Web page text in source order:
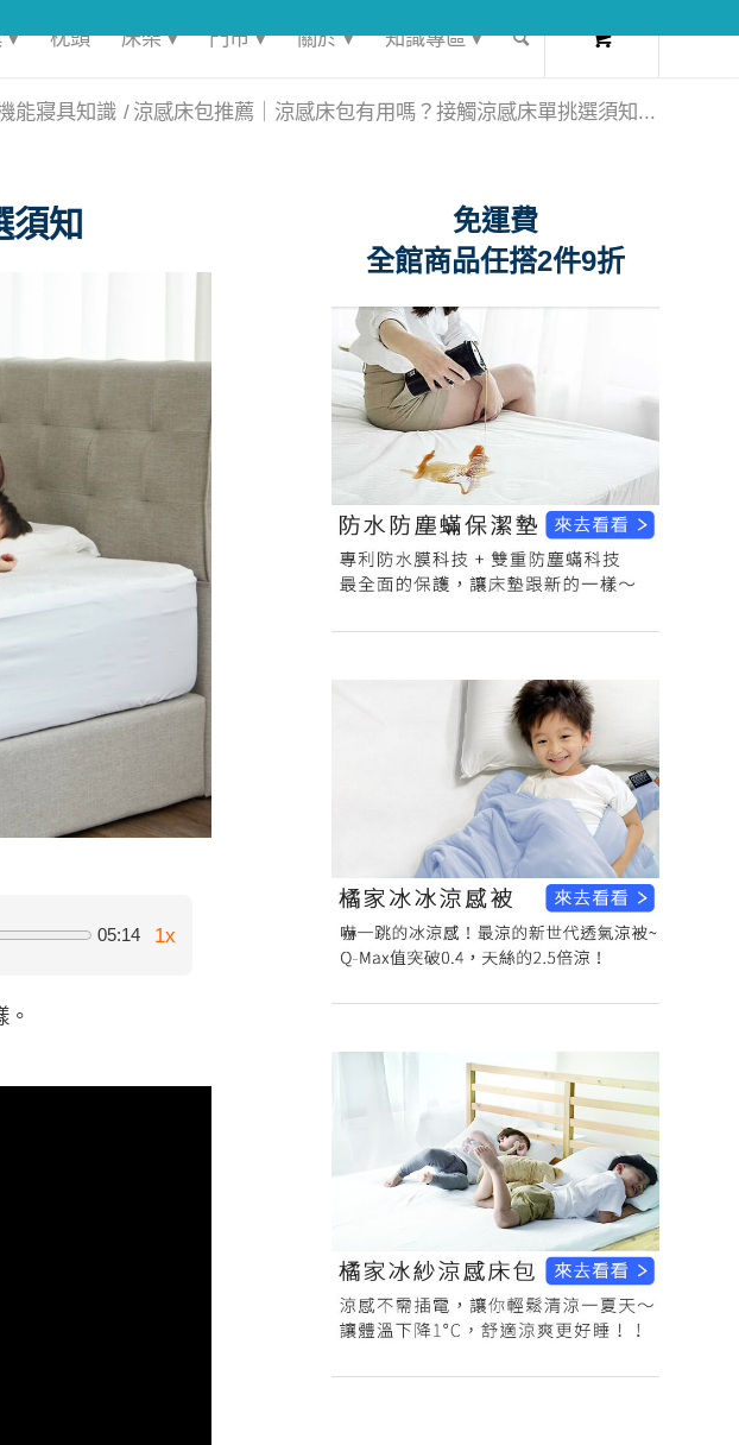
▾ 枕頭 床架 ▾ 門市 ▾ 關於 ▾ 知識專區 ▾
能寢具知識 / 涼感床包推薦｜涼感床包有用嗎？接觸涼感床單挑選須知...
須知
05:14 1x
。
免運費
全館商品任搭2件9折